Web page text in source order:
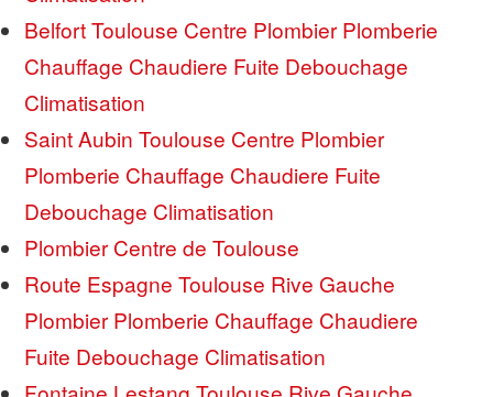
Belfort Toulouse Centre Plombier Plomberie
Chauffage Chaudiere Fuite Debouchage
Climatisation
Saint Aubin Toulouse Centre Plombier
Plomberie Chauffage Chaudiere Fuite
Debouchage Climatisation
Plombier Centre de Toulouse
Route Espagne Toulouse Rive Gauche
Plombier Plomberie Chauffage Chaudiere
Fuite Debouchage Climatisation